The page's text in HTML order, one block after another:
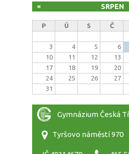
SRPEN
«
P Ú S Č
3
4 5 6
10
11 12 13
17
18 19 20
24
25 26 27
31
Gymnázium Česká
Tyršovo náměstí 970